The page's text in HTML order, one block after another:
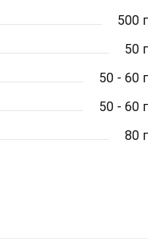
500 г
50 г
50 - 60 г
50 - 60 г
80 г